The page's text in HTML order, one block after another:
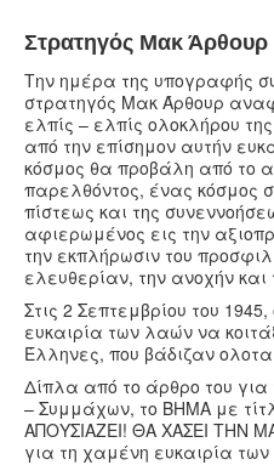
Στρατηγός Μακ Άρθουρ
Την ημέρα της υπογραφής
στρατηγός Μακ Άρθουρ
ελπίς – ελπίς ολοκλήρου
από την επίσημον αυτήν
κόσμος θα προβάλη από το
παρελθόντος, ένας κόσμος
πίστεως και της
αφιερωμένος εις την
την εκπλήρωσιν του
ελευθερίαν, την ανοχήν και
Στις 2 Σεπτεμβρίου του
ευκαιρία των λαών να
Έλληνες, που βάδιζαν
Δίπλα από το άρθρο του για
– Συμμάχων, το ΒΗΜΑ με
ΑΠΟΥΣΙΑΖΕΙ! ΘΑ ΧΑΣΕΙ ΤΗΝ
για τη χαμένη ευκαιρία